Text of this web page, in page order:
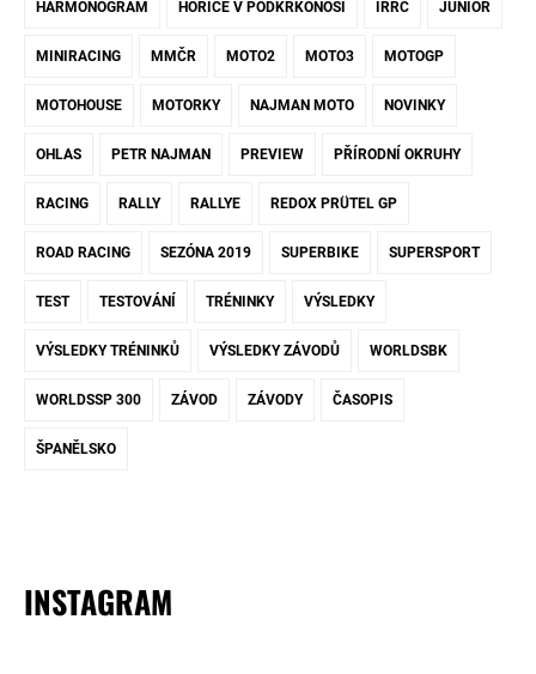
HARMONOGRAM HOŘICE V PODKRKONOŠÍ IRRC JUNIOR
MINIRACING MMČR MOTO2 MOTO3 MOTOGP
MOTOHOUSE MOTORKY NAJMAN MOTO NOVINKY
OHLAS PETR NAJMAN PREVIEW PŘÍRODNÍ OKRUHY
RACING RALLY RALLYE REDOX PRÜTEL GP
ROAD RACING SEZÓNA 2019 SUPERBIKE SUPERSPORT
TEST TESTOVÁNÍ TRÉNINKY VÝSLEDKY
VÝSLEDKY TRÉNINKŮ VÝSLEDKY ZÁVODŮ WORLDSBK
WORLDSSP 300 ZÁVOD ZÁVODY ČASOPIS
ŠPANĚLSKO
INSTAGRAM